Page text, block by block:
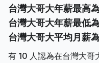
台灣大哥大年薪最高
台灣大哥大年薪最低
台灣大哥大平均月薪
有 10 人認為在台灣大哥